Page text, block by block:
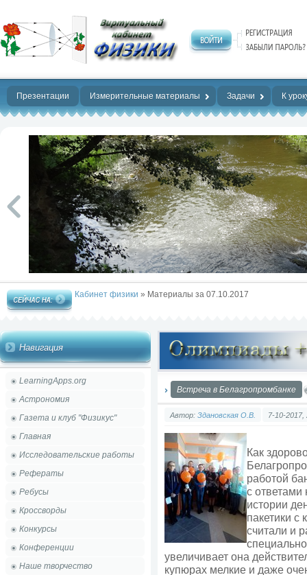
Нет предела
совершенству!
Презентации Измерительные материалы Задачи К
Кабинет физики » Материалы за 07.10.2017
Навигация
LearningApps.org
Астрономия
Газета и клуб "Физикус"
Главная
Исследовательские работы
Рефераты
Ребусы
Кроссворды
Конкурсы
Конференции
Наше творчество
Встреча в Белагропромбанке
Автор: Здановская О.В. 7-10-2017,
Как
работой
с
истории
пакетики
считали и
увеличивает она
купюрах мелкие и даже